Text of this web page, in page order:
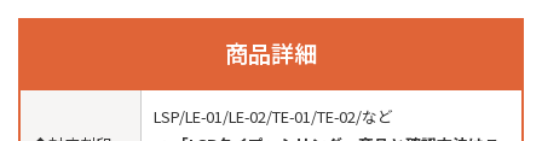
商品詳細
LSP/LE-01/LE-02/TE-01/TE-02/など